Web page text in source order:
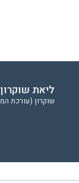
ליאת
שוקרון (עורכת